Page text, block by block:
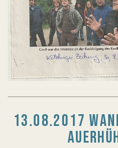
13.08.2017